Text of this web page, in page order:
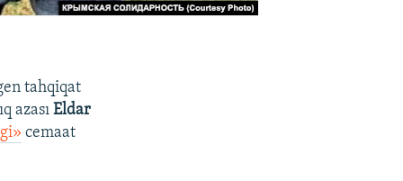
tahqiqat
azasıEldar
cemaat